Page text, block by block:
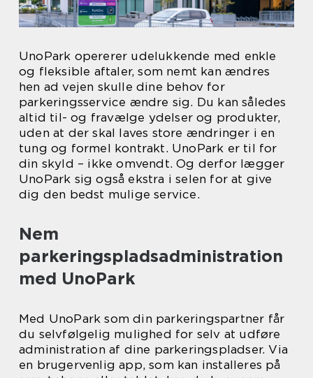
UnoPark opererer udelukkende med enkle
og fleksible aftaler, som nemt kan ændres
hen ad vejen skulle dine behov for
parkeringsservice ændre sig. Du kan således
altid til- og fravælge ydelser og produkter,
uden at der skal laves store ændringer i en
tung og formel kontrakt. UnoPark er til for
din skyld – ikke omvendt. Og derfor lægger
UnoPark sig også ekstra i selen for at give
dig den bedst mulige service.
Nem
parkeringspladsadministration
med UnoPark
Med UnoPark som din parkeringspartner får
du selvfølgelig mulighed for selv at udføre
administration af dine parkeringspladser. Via
en brugervenlig app, som kan installeres på